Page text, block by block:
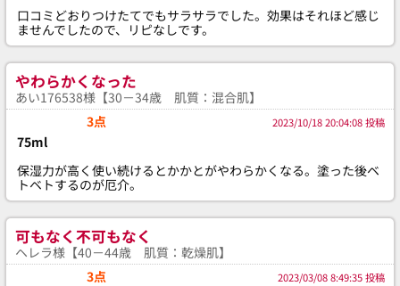
口コミどおりつけたてでもサラサラでした。効果はそれほど感じ
ませんでしたので、リピなしです。
やわらかくなった
あい176538様【30－34歳 肌質：混合肌】
3点
2023/10/18 20:04:08 投稿
75ml
保湿力が高く使い続けるとかかとがやわらかくなる。塗った後ベ
トベトするのが厄介。
可もなく不可もなく
ヘレラ様【40－44歳 肌質：乾燥肌】
3点
2023/03/08 8:49:35 投稿